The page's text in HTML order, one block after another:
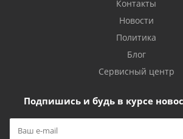
Контакты
Новости
Политика
Блог
Сервисный центр
Подпишись и будь в курсе